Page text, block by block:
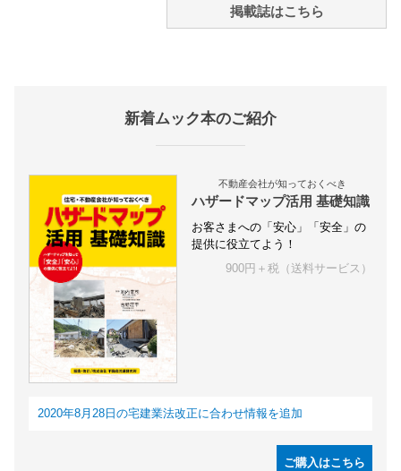
掲載誌はこちら
新着ムック本のご紹介
不動産会社が知っておくべき
ハザードマップ活用 基礎知識
お客さまへの「安心」「安全」の
提供に役立てよう！
900円＋税（送料サービス）
2020年8月28日の宅建業法改正に合わせ情報を追加
ご購入はこちら